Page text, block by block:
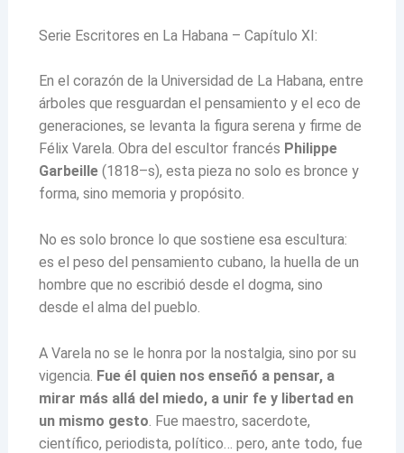
Serie Escritores en La Habana – Capítulo XI:
En el corazón de la Universidad de La Habana, entre
árboles que resguardan el pensamiento y el eco de
generaciones, se levanta la figura serena y firme de
Félix Varela. Obra del escultor francés Philippe
Garbeille(1818–s), esta pieza no solo es bronce y
forma, sino memoria y propósito.
No es solo bronce lo que sostiene esa escultura:
es el peso del pensamiento cubano, la huella de un
hombre que no escribió desde el dogma, sino
desde el alma del pueblo.
A Varela no se le honra por la nostalgia, sino por su
vigencia. Fue él quien nos enseñó a pensar, a
mirar más allá del miedo, a unir fe y libertad en
un mismo gesto . Fue maestro, sacerdote,
científico, periodista, político… pero, ante todo, fue